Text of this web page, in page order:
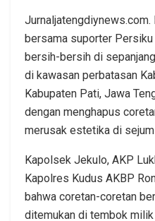
bersama suporter
bersih-bersih di
di kawasan perbatasan
Kabupaten Pati, Jawa
dengan menghapus
merusak estetika di
Kapolsek Jekulo, AKP
Kapolres Kudus AKBP
bahwa coretan-coretan
ditemukan di tembok